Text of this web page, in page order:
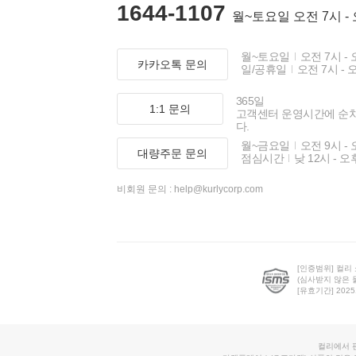
1644-1107 월~토요일 오전 7시 -
카카오톡 문의
월~토요일
오전 7시 -
일/공휴일
오전 7시 -
1:1 문의
365일
고객센터 운영시간에 순
다.
대량주문 문의
월~금요일
오전 9시 -
점심시간
낮 12시 - 오
비회원 문의 : help@kurlycorp.com
[인증범위] 컬리
(심사받지 않은
[유효기간]
컬리에서